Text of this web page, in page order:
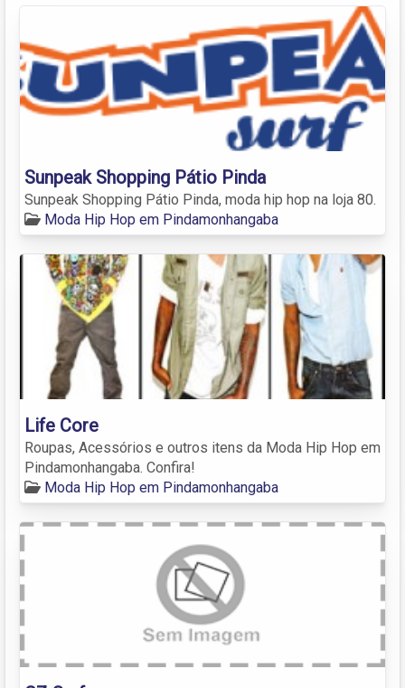
Sunpeak Shopping Pátio Pinda
Sunpeak Shopping Pátio Pinda, moda hip hop na loja 80.
Moda Hip Hop em Pindamonhangaba
Life Core
Roupas, Acessórios e outros itens da Moda Hip Hop em
Pindamonhangaba. Confira!
Moda Hip Hop em Pindamonhangaba